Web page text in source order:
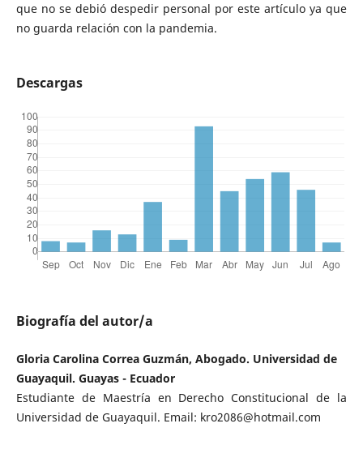
que no se debió despedir personal por este artículo ya que
no guarda relación con la pandemia.
Descargas
Biografía del autor/a
Gloria Carolina Correa Guzmán, Abogado. Universidad de
Guayaquil. Guayas - Ecuador
Estudiante de Maestría en Derecho Constitucional de la
Universidad de Guayaquil. Email: kro2086@hotmail.com